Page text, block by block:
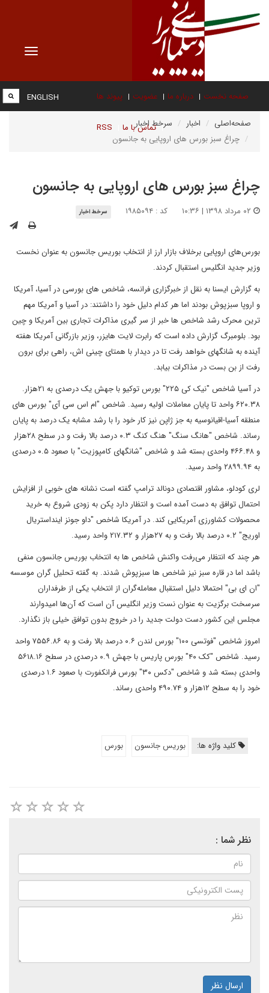
Toggle
صفحه نخست درباره ما عضویت پیوند ها
تماس با ما RSS
ENGLISH
صفحه‌اصلی اخبار
سرخط اخبار
چراغ سبز بورس های اروپایی به جانسون
چراغ سبز بورس های اروپایی به جانسون
کد : ۱۹۸۵۰۹۴ سرخط اخبار
بورس‌های اروپایی برخلاف بازار ارز از انتخاب بوریس جانسون به عنوان نخست
وزیر جدید انگلیس استقبال کردند.
به گزارش ایسنا به نقل از خبرگزاری فرانسه، شاخص های بورسی در آسیا، آمریکا
و اروپا سبزپوش بودند اما هر کدام دلیل خود را داشتند: در آسیا و آمریکا مهم
ترین محرک رشد شاخص ها خبر از سر گیری مذاکرات تجاری بین آمریکا و چین
بود. بلومبرگ گزارش داده است که رابرت لایت هایزر، وزیر بازرگانی آمریکا هفته
آینده به شانگهای خواهد رفت تا در دیدار با همتای چینی اش، راهی برای برون
رفت از بن بست در مذاکرات بیابد.
در آسیا شاخص "نیک کی ۲۲۵" بورس توکیو با جهش یک درصدی به ۲۱هزار.
۶۲۰.۳۸ واحد تا پایان معاملات اولیه رسید. شاخص "ام اس سی آی" بورس های
منطقه آسیا-اقیانوسیه به جز ژاپن نیز کار خود را با رشد مشابه یک درصد به پایان
رساند. شاخص "هانگ سنگ" هنگ کنگ ۰.۳ درصد بالا رفت و در سطح ۲۸هزار
و ۴۶۶.۴۸ واحدی بسته شد و شاخص "شانگهای کامپوزیت" با صعود ۰.۵ درصدی
به ۲۸۹۹.۹۴ واحد رسید.
لری کودلو، مشاور اقتصادی دونالد ترامپ گفته است نشانه های خوبی از افزایش
احتمال توافق به دست آمده است و انتظار دارد پکن به زودی شروع به خرید
محصولات کشاورزی آمریکایی کند. در آمریکا شاخص "داو جونز اینداستریال
اوریج" ۰.۲ درصد بالا رفت و به ۲۷هزار و ۲۱۷.۳۲ واحد رسید.
هر چند که انتظار می‌رفت واکنش شاخص ها به انتخاب بوریس جانسون منفی
باشد اما در قاره سبز نیز شاخص ها سبزپوش شدند. به گفته تحلیل گران موسسه
"ان ای بی" احتمالا دلیل استقبال معامله‌گران از انتخاب یکی از طرفداران
سرسخت برگزیت به عنوان نست وزیر انگلیس آن است که آن‌ها امیدوارند
مجلس این کشور دست دولت جدید را در خروج بدون توافق خیلی باز نگذارد.
امروز شاخص "فوتسی ۱۰۰" بورس لندن ۰.۶ درصد بالا رفت و به ۷۵۵۶.۸۶ واحد
رسید. شاخص "کک ۴۰" بورس پاریس با جهش ۰.۹ درصدی در سطح ۵۶۱۸.۱۶
واحدی بسته شد و شاخص "دکس ۳۰" بورس فرانکفورت با صعود ۱.۶ درصدی
خود را به سطح ۱۲هزار و ۴۹۰.۷۴ واحدی رساند.
کلید واژه ها: بوریس جانسون بورس
نظر شما :
ارسال نظر